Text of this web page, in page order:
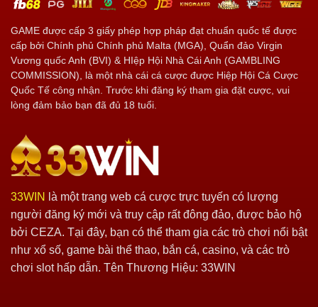
GAME được cấp 3 giấy phép hợp pháp đạt chuẩn quốc tế được
cấp bởi Chính phủ Chính phủ Malta (MGA), Quẩn đảo Virgin
Vương quốc Anh (BVI) & HIệp Hội Nhà Cái Anh (GAMBLING
COMMISSION), là một nhà cái cá cược được Hiệp Hội Cá Cược
Quốc Tế công nhận. Trước khi đăng ký tham gia đặt cược, vui
lòng đảm bảo bạn đã đủ 18 tuổi.
33WIN
là một trang web cá cược trực tuyến có lượng
người đăng ký mới và truy cập rất đông đảo, được bảo hộ
bởi CEZA. Tại đây, bạn có thể tham gia các trò chơi nổi bật
như xổ số, game bài thể thao, bắn cá, casino, và các trò
chơi slot hấp dẫn. Tên Thương Hiệu: 33WIN